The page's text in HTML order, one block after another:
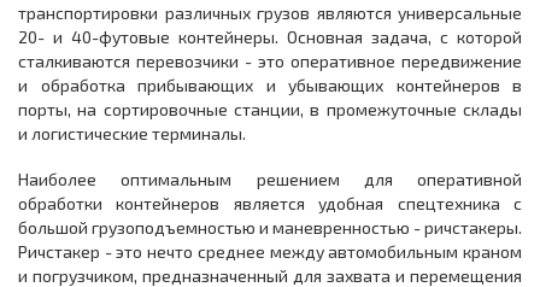
транспортировки различных грузов являются универсальные
20- и 40-футовые контейнеры. Основная задача, с которой
сталкиваются перевозчики - это оперативное передвижение
и обработка прибывающих и убывающих контейнеров в
порты, на сортировочные станции, в промежуточные склады
и логистические терминалы.
Наиболее оптимальным решением для оперативной
обработки контейнеров является удобная спецтехника с
большой грузоподъемностью и маневренностью - ричстакеры.
Ричстакер - это нечто среднее между автомобильным краном
и погрузчиком, предназначенный для захвата и перемещения